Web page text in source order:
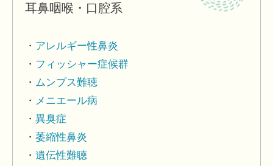
耳鼻咽喉・口腔系
アレルギー性鼻炎
フィッシャー症候群
ムンプス難聴
メニエール病
異臭症
萎縮性鼻炎
遺伝性難聴